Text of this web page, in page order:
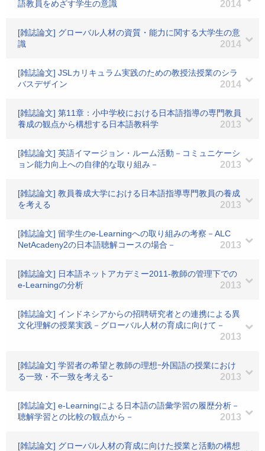
語教員をめざす学生の意識 2014
[雑誌論文] グローバル人材の資質・能力に関する大学生の意
識
2014
[雑誌論文] JSLカリキュラム実践のための教授法授業のシラ
バスデザイン
2014
[雑誌論文] 第11章：小中学校における日本語指導の専門教員
養成の観点から構想する日本語教科学
2013
[雑誌論文] 英語イマージョン・ルーム活動－コミュニケーシ
ョン能力向上への自律的な取り組み－
2013
[雑誌論文] 教員養成大学における日本語指導専門教員の養成
を考える
2013
[雑誌論文] 留学生のe-Learningへの取り組みの考察－ALC
NetAcadeny2の日本語聴解コースの場合－
2013
[雑誌論文] 日本語ネットアカデミー2011-教師の管理下での
e-Learningの分析
2013
[雑誌論文] インドネシアからの招聘研究者との連携による異
文化理解の授業実践－グローバル人材の育成に向けて－
2013
[雑誌論文] 学習者の希望と教師の理想ｰ外国語の授業におけ
る一致・不一致を考えるｰ
2013
[雑誌論文] e-Learningによる日本語の語彙学習の履歴分析－
聴解学習との比較の観点から－
2013
[雑誌論文] グローバル人材の育成に向けた授業と活動の構想